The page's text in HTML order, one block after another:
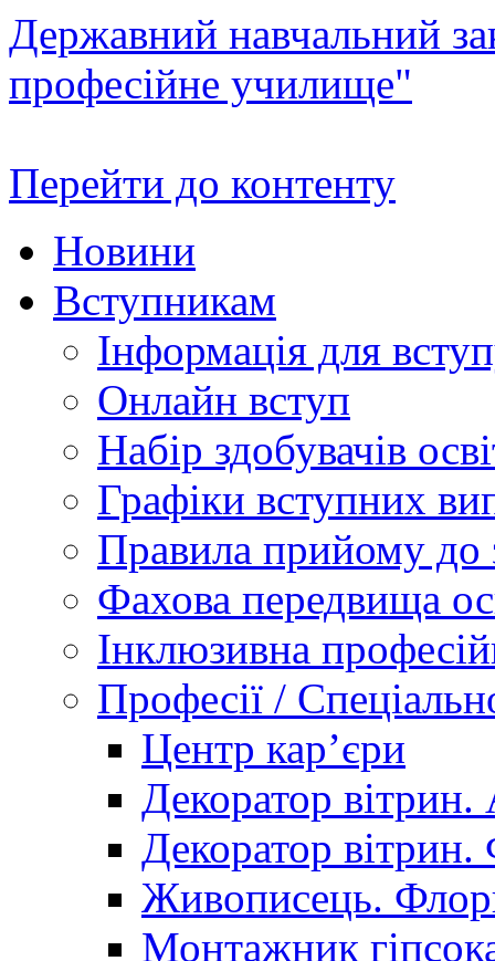
Державний навчальний
професійне училище"
Перейти до контенту
Новини
Вступникам
Інформація для
Онлайн вступ
Набір здобувачів
Графіки вступних
Правила прийому до
Фахова передвища
Інклюзивна
Професії /
Центр кар’єри
Декоратор вітрин.
Декоратор вітрин.
Живописець.
Монтажник